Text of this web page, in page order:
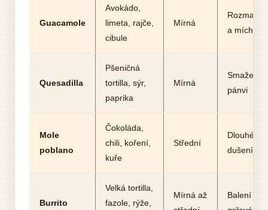
Guacamole
Avokádo,
limeta, rajče,
cibule
Mírná
a míchání
Quesadilla
Pšeničná
tortilla, sýr,
paprika
Mírná
Smažení
pánvi
Mole
poblano
Čokoláda,
chili, koření,
kuře
Střední
Dlouhé
dušení
Burrito
Velká tortilla,
fazole, rýže,
Mírná až
Balení a